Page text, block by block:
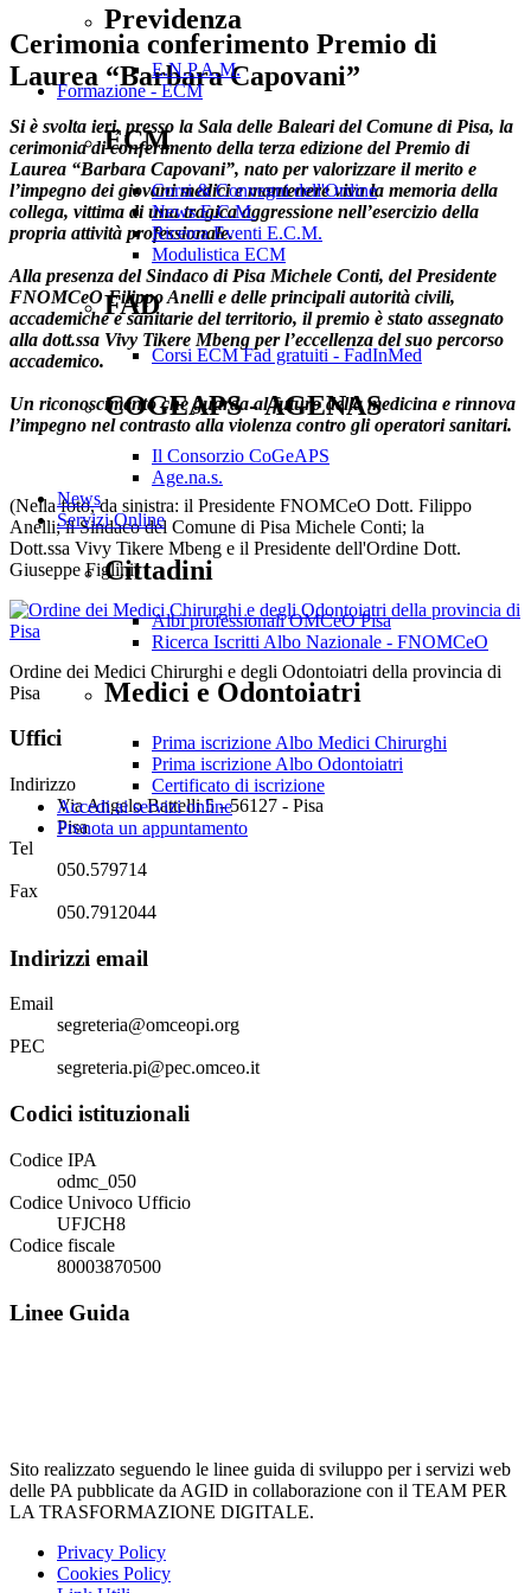
Previdenza
E.N.P.A.M.
Formazione - ECM
ECM
Corsi & Convegni dell'Ordine
News E.C.M.
Ricerca Eventi E.C.M.
Modulistica ECM
FAD
Corsi ECM Fad gratuiti - FadInMed
COGEAPS - AGENAS
Il Consorzio CoGeAPS
Age.na.s.
News
Servizi Online
Cittadini
Albi professionali OMCeO Pisa
Ricerca Iscritti Albo Nazionale - FNOMCeO
Medici e Odontoiatri
Prima iscrizione Albo Medici Chirurghi
Prima iscrizione Albo Odontoiatri
Certificato di iscrizione
Accedi ai servizi online
Prenota un appuntamento
Cerimonia conferimento Premio di
Laurea “Barbara Capovani”
Si è svolta ieri, presso la Sala delle Baleari del Comune di Pisa, la
cerimonia di conferimento della terza edizione del Premio di
Laurea “Barbara Capovani”, nato per valorizzare il merito e
l’impegno dei giovani medici e mantenere viva la memoria della
collega, vittima di una tragica aggressione nell’esercizio della
propria attività professionale.
Alla presenza del Sindaco di Pisa Michele Conti, del Presidente
FNOMCeO Filippo Anelli e delle principali autorità civili,
accademiche e sanitarie del territorio, il premio è stato assegnato
alla dott.ssa Vivy Tikere Mbeng per l’eccellenza del suo percorso
accademico.
Un riconoscimento che guarda al futuro della medicina e rinnova
l’impegno nel contrasto alla violenza contro gli operatori sanitari.
(Nella foto, da sinistra: il Presidente FNOMCeO Dott. Filippo
Anelli; il Sindaco del Comune di Pisa Michele Conti; la
Dott.ssa Vivy Tikere Mbeng e il Presidente dell'Ordine Dott.
Giuseppe Figlini)
Ordine dei Medici Chirurghi e degli Odontoiatri della provincia di
Pisa
Uffici
Indirizzo
Via Angelo Battelli 5 - 56127 - Pisa
Pisa
Tel
050.579714
Fax
050.7912044
Indirizzi email
Email
segreteria@omceopi.org
PEC
segreteria.pi@pec.omceo.it
Codici istituzionali
Codice IPA
odmc_050
Codice Univoco Ufficio
UFJCH8
Codice fiscale
80003870500
Linee Guida
Sito realizzato seguendo le linee guida di sviluppo per i servizi web
delle PA pubblicate da AGID in collaborazione con il TEAM PER
LA TRASFORMAZIONE DIGITALE.
Privacy Policy
Cookies Policy